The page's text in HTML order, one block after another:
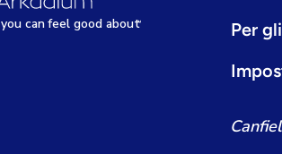
you canfeel good about
Per